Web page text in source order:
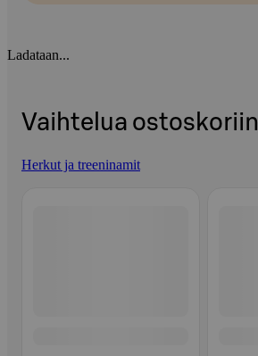
Ladataan...
Vaihtelua ostoskoriin
Herkut ja treeninamit